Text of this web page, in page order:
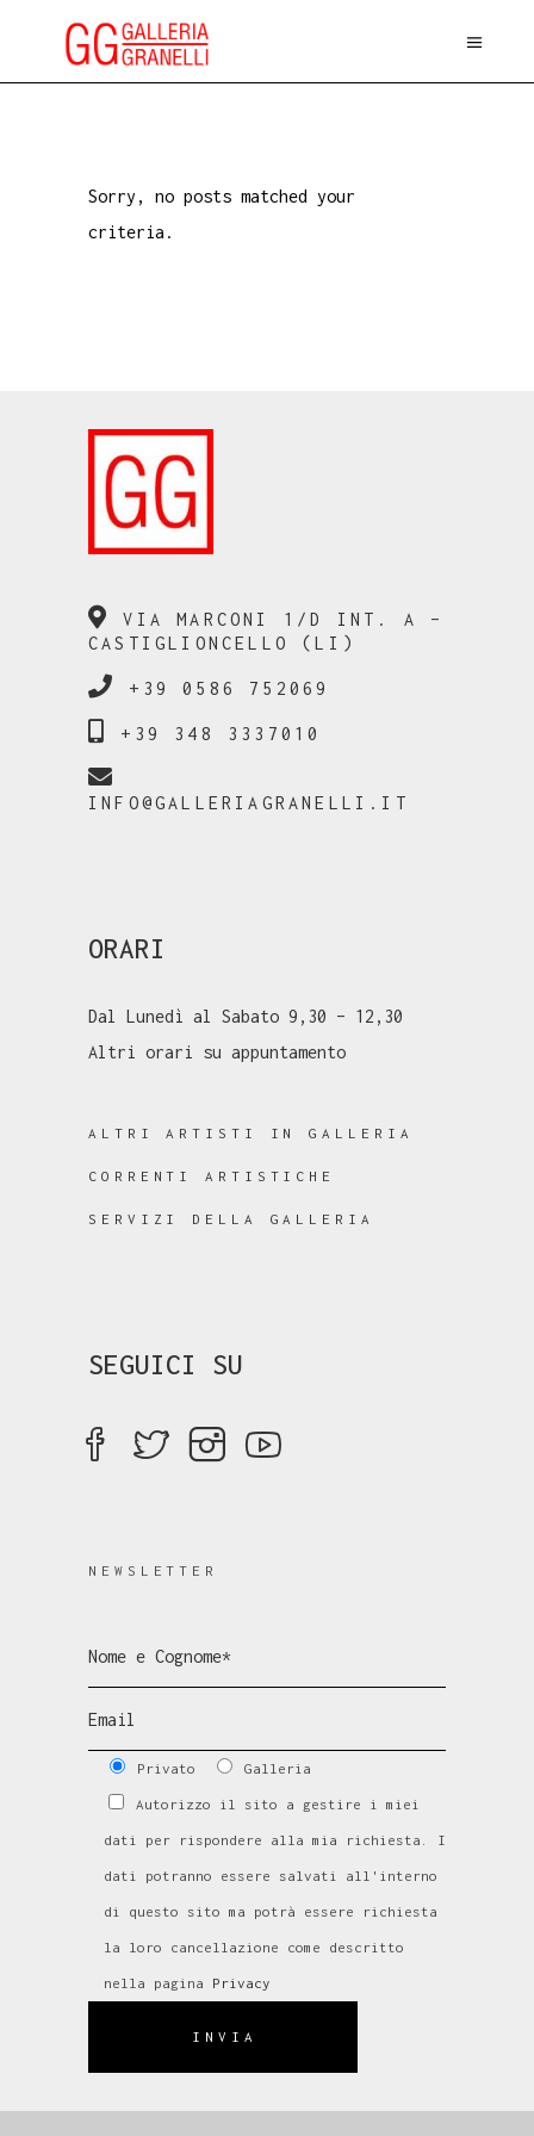
Sorry, no posts matched your
criteria.
VIA MARCONI 1/D INT. A –
CASTIGLIONCELLO (LI)
+39 0586 752069
+39 348 3337010
INFO@GALLERIAGRANELLI.IT
ORARI
Dal Lunedì al Sabato 9,30 – 12,30
Altri orari su appuntamento
ALTRI ARTISTI IN GALLERIA
CORRENTI ARTISTICHE
SERVIZI DELLA GALLERIA
SEGUICI SU
NEWSLETTER
Privato Galleria
Autorizzo il sito a gestire i miei
dati per rispondere alla mia richiesta. I
dati potranno essere salvati all'interno
di questo sito ma potrà essere richiesta
la loro cancellazione come descritto
nella pagina Privacy
INVIA